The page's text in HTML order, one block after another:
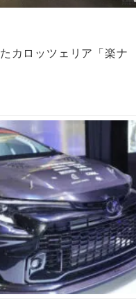
カロッツェリア「楽ナ